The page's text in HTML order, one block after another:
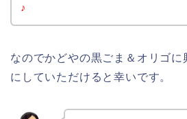
♪
なのでかどやの黒ごま＆オリゴに
にしていただけると幸いです。